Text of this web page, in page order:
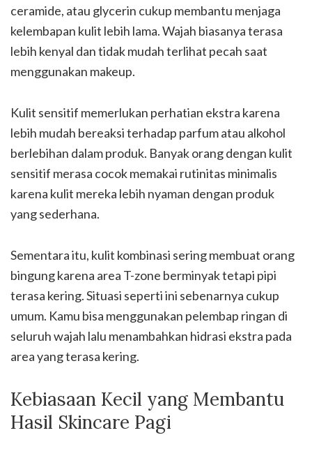
ceramide, atau glycerin cukup membantu menjaga
kelembapan kulit lebih lama. Wajah biasanya terasa
lebih kenyal dan tidak mudah terlihat pecah saat
menggunakan makeup.
Kulit sensitif memerlukan perhatian ekstra karena
lebih mudah bereaksi terhadap parfum atau alkohol
berlebihan dalam produk. Banyak orang dengan kulit
sensitif merasa cocok memakai rutinitas minimalis
karena kulit mereka lebih nyaman dengan produk
yang sederhana.
Sementara itu, kulit kombinasi sering membuat orang
bingung karena area T-zone berminyak tetapi pipi
terasa kering. Situasi seperti ini sebenarnya cukup
umum. Kamu bisa menggunakan pelembap ringan di
seluruh wajah lalu menambahkan hidrasi ekstra pada
area yang terasa kering.
Kebiasaan Kecil yang Membantu
Hasil Skincare Pagi